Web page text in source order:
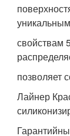
свойствам
позволяет
Лайнер